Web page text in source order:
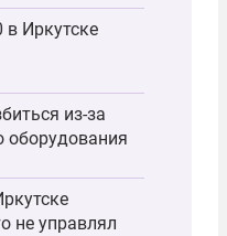
в Иркутске
из-за
оборудования
не управлял